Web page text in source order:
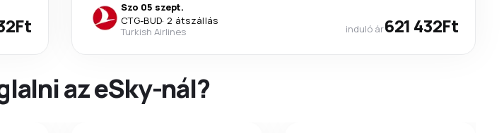
Szo 05 szept.
CTG-BUD· 2 átszállás
Turkish Airlines
induló ár621 432Ft
az eSky-nál?